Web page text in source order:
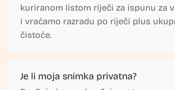
kuriranom listom riječi za ispunu za
i vraćamo razradu po riječi plus
čistoće.
Je li moja snimka privatna?